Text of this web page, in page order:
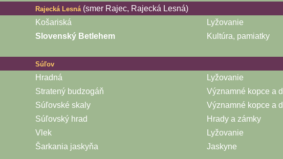
Rajecká Lesná (smer Rajec, Rajecká Lesná)
Košariská
Lyžovanie
Slovenský Betlehem Kultúra, pamiatky
Súľov
Hradná
Lyžovanie
Stratený budzogáň
Významné kopce a
Súľovské skaly
Významné kopce a
Súľovský hrad
Hrady a zámky
Vlek
Lyžovanie
Šarkania jaskyňa Jaskyne